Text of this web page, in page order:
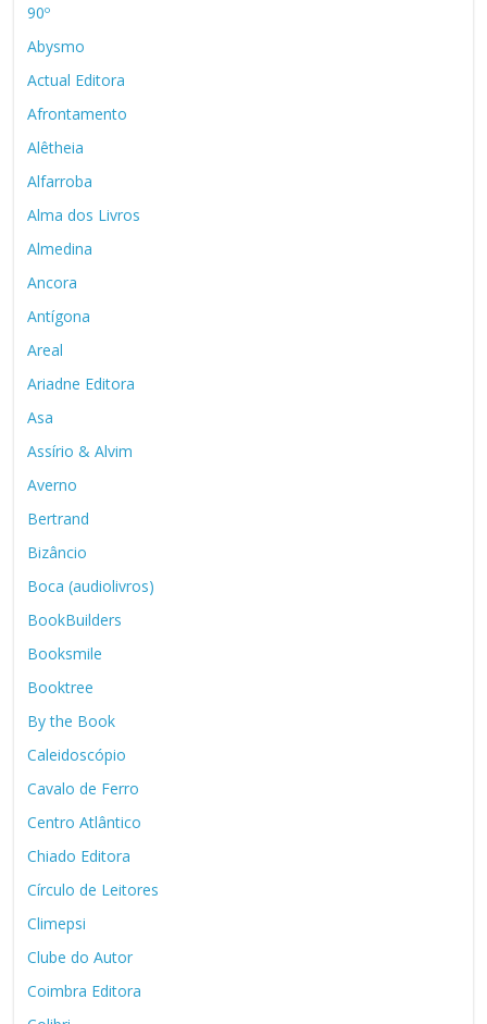
90º
Abysmo
Actual Editora
Afrontamento
Alêtheia
Alfarroba
Alma dos Livros
Almedina
Ancora
Antígona
Areal
Ariadne Editora
Asa
Assírio & Alvim
Averno
Bertrand
Bizâncio
Boca (audiolivros)
BookBuilders
Booksmile
Booktree
By the Book
Caleidoscópio
Cavalo de Ferro
Centro Atlântico
Chiado Editora
Círculo de Leitores
Climepsi
Clube do Autor
Coimbra Editora